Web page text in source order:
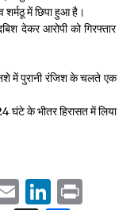
शर्मठू में छिपा हुआ है।
देकर आरोपी को गिरफ्तार
में पुरानी रंजिश के चलते एक
घंटे के भीतर हिरासत में लिया
Email